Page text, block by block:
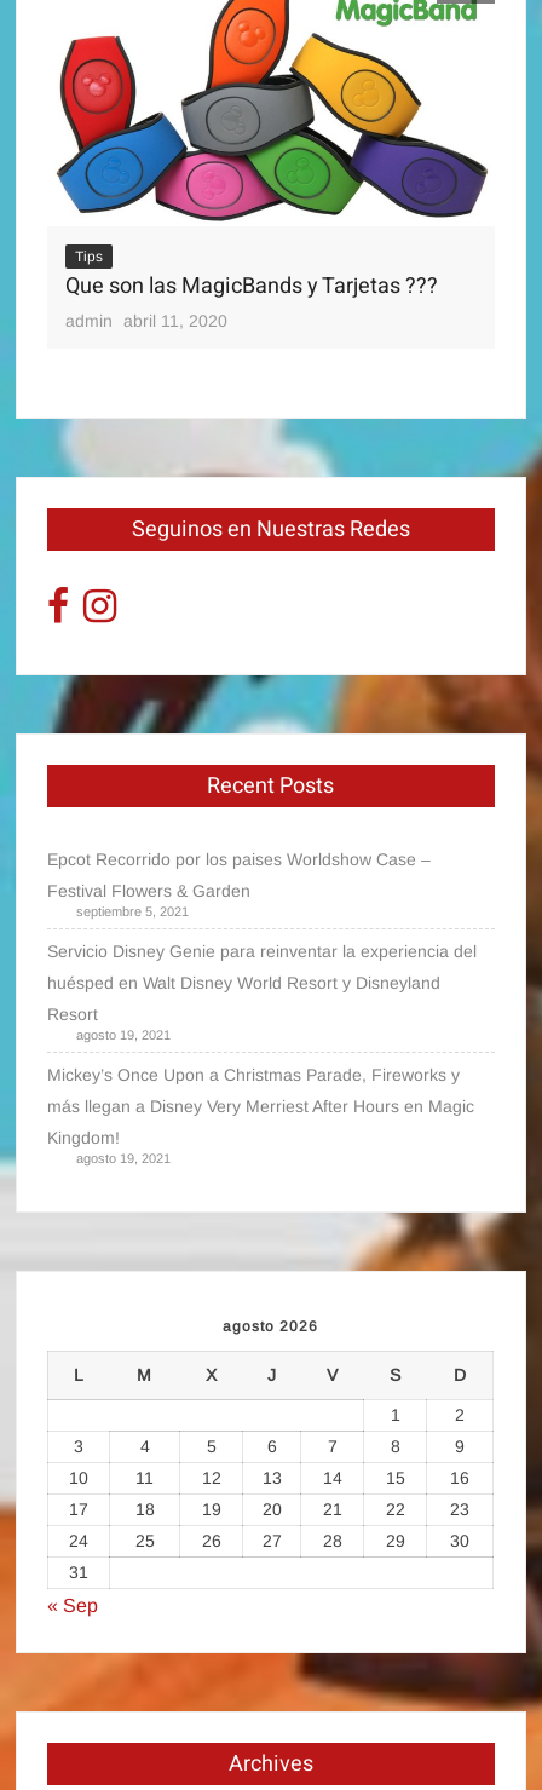
Tips
Que son las MagicBands y Tarjetas ???
admin abril 11, 2020
Seguinos en Nuestras Redes
Recent Posts
Epcot Recorrido por los paises Worldshow Case –
Festival Flowers & Garden
septiembre 5, 2021
Servicio Disney Genie para reinventar la experiencia del
huésped en Walt Disney World Resort y Disneyland
Resort
agosto 19, 2021
Mickey’s Once Upon a Christmas Parade, Fireworks y
más llegan a Disney Very Merriest After Hours en Magic
Kingdom!
agosto 19, 2021
agosto 2026
L M X J V S D
1
2
3
4 5 6 7 8
9
10
11 12 13 14 15
16
17
18 19 20 21 22
23
24
25 26 27 28 29
30
31
« Sep
Archives